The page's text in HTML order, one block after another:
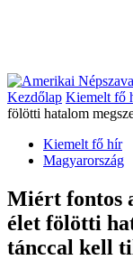
Kezdőlap Kiemelt fő
fölötti hatalom
Kiemelt fő hír
Magyarország
Miért fontos
élet fölötti
tánccal kell